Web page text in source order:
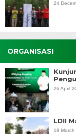
24
ORGANISASI
26 April
LDII
18 March